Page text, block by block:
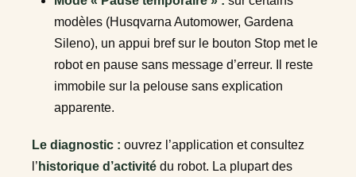
modèles (Husqvarna Automower, Gardena
Sileno), un appui bref sur le bouton Stop met le
robot en pause sans message d’erreur. Il reste
immobile sur la pelouse sans explication
apparente.
Le diagnostic : ouvrez l’application et consultez
l’ historique d’activité du robot. La plupart des